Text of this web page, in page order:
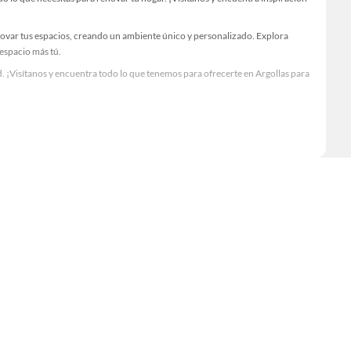
tus espacios, creando un ambiente único y personalizado. Explora
más tú.
y encuentra todo lo que tenemos para ofrecerte en Argollas para
y descubre todo lo que tenemos para ofrecerte!